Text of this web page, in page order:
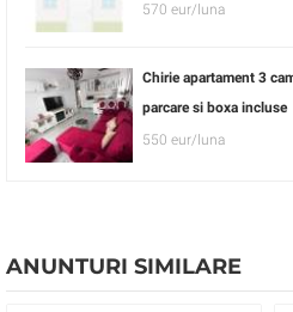
570 eur/luna
Chirie apartament 3
parcare si boxa incluse
550 eur/luna
ANUNTURI SIMILARE